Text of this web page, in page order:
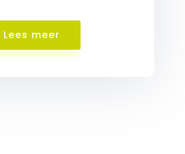
Lees meer